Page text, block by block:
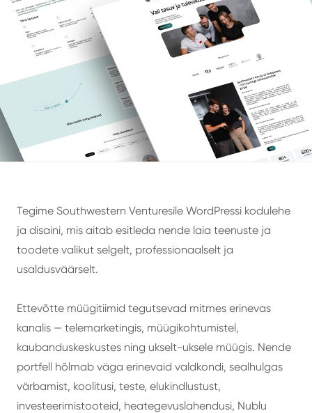
Tegime Southwestern Venturesile WordPressi kodulehe
ja disaini, mis aitab esitleda nende laia teenuste ja
toodete valikut selgelt, professionaalselt ja
usaldusväärselt.
Ettevõtte müügitiimid tegutsevad mitmes erinevas
kanalis — telemarketingis, müügikohtumistel,
kaubanduskeskustes ning ukselt-uksele müügis. Nende
portfell hõlmab väga erinevaid valdkondi, sealhulgas
värbamist, koolitusi, teste, elukindlustust,
investeerimistooteid, heategevuslahendusi, Nublu